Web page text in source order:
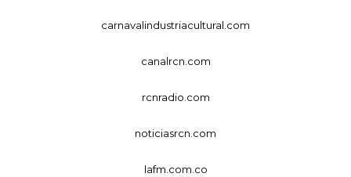
carnavalindustriacultural.com
canalrcn.com
rcnradio.com
noticiasrcn.com
lafm.com.co